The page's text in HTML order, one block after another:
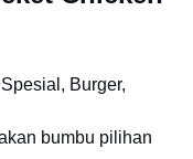
Burger,
bumbu pilihan